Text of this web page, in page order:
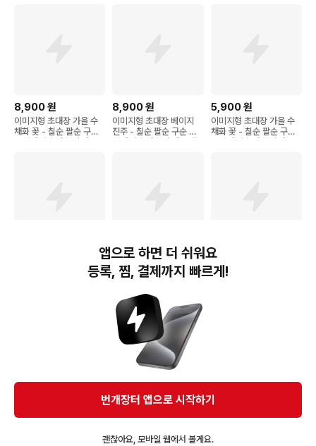
8,900원
이미지형 초대장 가을 수
채화 꽃 - 칠순 팔순 구순
8,900원
이미지형 초대장 베이지
진주 - 칠순 팔순 구순 고
5,900원
이미지형 초대장 가을 수
채화 꽃 - 칠순 팔순 구순
디자인39 이미지형 초대
장 라일락 꽃 - 칠순 팔순
11,200원
이미지형 초대장 가을 수
채화 꽃 - 칠순 팔순 구순
대장 이미지형
13,900
이미지형 초대장 베이지
진주 - 칠순 팔순 구순 고
번개장터(주) 사업자정보, 이용약관 및 기타 법적고지
번개장터㈜는 통신판매중개자이며, 통신판매의 당사자가 아닙니다. 전자상거래 등에서의
소비자보호에 관한 법률 등 관련 법령 및 번개장터㈜의 약관에 따라 상품, 상품정보, 거래에 관한 책임은
개별 판매자에게 귀속하고, 번개장터㈜는 원칙적으로 회원간 거래에 대하여 책임을 지지 않습니다.
다만, 번개장터㈜가 직접 판매하는 상품에 대한 책임은 번개장터㈜에게 귀속합니다.
앱으로 하면 더 쉬워요
등록, 찜, 결제까지 빠르게!
번개장터 앱으로 시작하기
괜찮아요, 모바일 웹에서 볼게요.